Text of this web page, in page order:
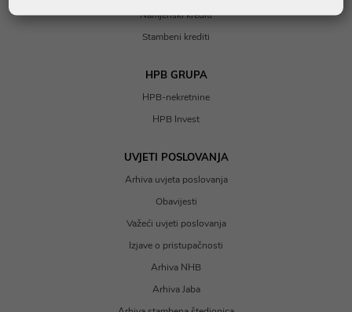
Namjenski krediti
Stambeni krediti
HPB GRUPA
HPB-nekretnine
HPB Invest
UVJETI POSLOVANJA
Arhiva uvjeta poslovanja
Obavijesti
Važeći uvjeti poslovanja
Izjave o pristupačnosti
Arhiva NHB
Arhiva Jaba